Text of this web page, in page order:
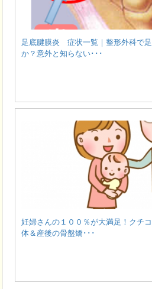
足底腱膜炎 症状一覧｜整形外科で
か？意外と知らない･･･
妊婦さんの１００％が大満足！クチ
体＆産後の骨盤矯･･･